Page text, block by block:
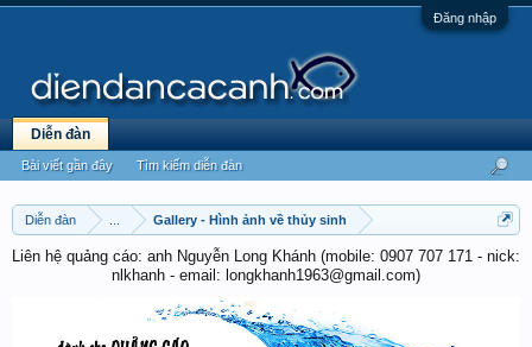
Đăng nhập
Diễn đàn Gallery - Hình ảnh về thủy sinh
Liên hệ quảng cáo: anh Nguyễn Long Khánh (mobile: 0907 707 171 - nick:
nlkhanh - email: longkhanh1963@gmail.com)
Diễn đàn
Bài viết gần đây Tìm kiếm diễn đàn